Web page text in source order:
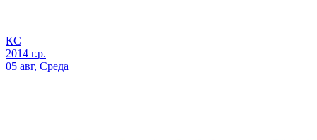
КС
2014 г.р.
05 авг, Среда